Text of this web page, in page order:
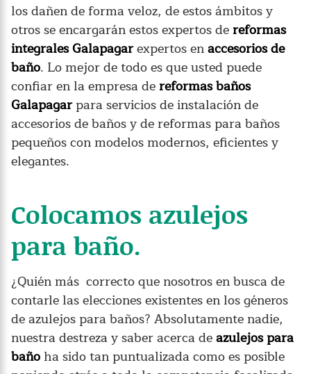
los dañen de forma veloz, de estos ámbitos y
otros se encargarán estos expertos dereformas
integrales Galapagarexpertos enaccesorios de
baño. Lo mejor de todo es que usted puede
confiar en la empresa dereformas baños
Galapagarpara servicios de instalación de
accesorios de baños y de reformas para baños
pequeños con modelos modernos, eficientes y
elegantes.
Colocamos azulejos
para baño.
¿Quién más correcto que nosotros en busca de
contarle las elecciones existentes en los géneros
de azulejos para baños? Absolutamente nadie,
nuestra destreza y saber acerca deazulejos para
baño ha sido tan puntualizada como es posible